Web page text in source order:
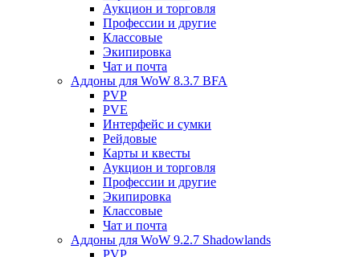
Аукцион и торговля
Профессии и другие
Классовые
Экипировка
Чат и почта
Аддоны для WoW 8.3.7 BFA
PVP
PVE
Интерфейс и сумки
Рейдовые
Карты и квесты
Аукцион и торговля
Профессии и другие
Экипировка
Классовые
Чат и почта
Аддоны для WoW 9.2.7 Shadowlands
PVP